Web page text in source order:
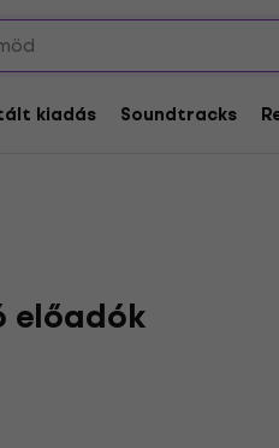
kiadás Soundtracks
előadók